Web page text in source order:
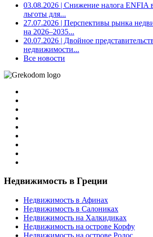
03.08.2026 | Снижение налога ENFIA
льготы для...
27.07.2026 | Перспективы рынка
на 2026–2035...
20.07.2026 | Двойное
недвижимости...
Все новости
Недвижимость в Греции
Недвижимость в Афинах
Недвижимость в Салониках
Недвижимость на Халкидиках
Недвижимость на острове Корфу
Недвижимость на острове Родос